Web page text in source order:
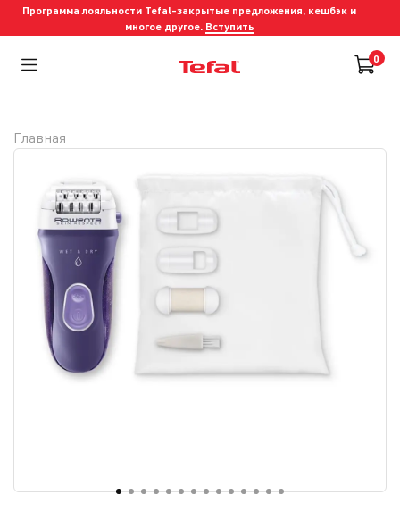
Программа лояльности Tefal-закрытые предложения, кешбэк и
многое другое. Вступить
0
Главная